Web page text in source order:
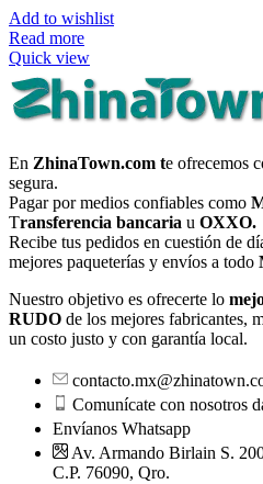
Add to wishlist
Read more
Quick view
En ZhinaTown.com te ofrecemos
segura.
Pagar por medios confiables como
Transferencia bancaria u OXXO.
Recibe tus pedidos en cuestión de
mejores paqueterías y envíos a todo
Nuestro objetivo es ofrecerte lo
RUDO de los mejores fabricantes,
un costo justo y con garantía local.
Comunícate con nosotros
Envíanos Whatsapp
Av. Armando Birlain S.
C.P. 76090, Qro.